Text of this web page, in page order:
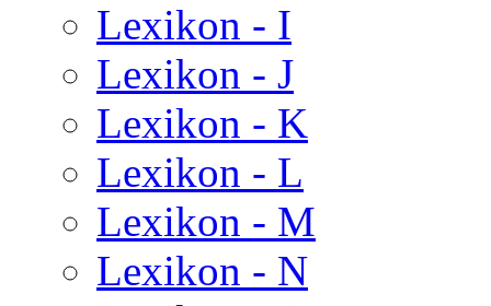
Lexikon - I
Lexikon - J
Lexikon - K
Lexikon - L
Lexikon - M
Lexikon - N